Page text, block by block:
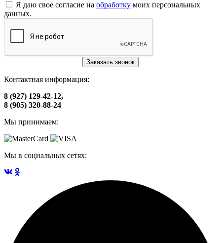
Я даю свое согласие на обработку моих персональных
данных.
Заказать звонок
Контактная информация:
8 (927) 129-42-12,
8 (905) 320-88-24
Мы принимаем:
Мы в социальных сетях: